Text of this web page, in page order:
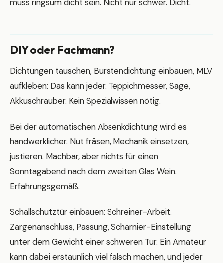
muss ringsum dicht sein. Nicht nur schwer. Dicht.
DIY oder Fachmann?
Dichtungen tauschen, Bürstendichtung einbauen, MLV
aufkleben: Das kann jeder. Teppichmesser, Säge,
Akkuschrauber. Kein Spezialwissen nötig.
Bei der automatischen Absenkdichtung wird es
handwerklicher. Nut fräsen, Mechanik einsetzen,
justieren. Machbar, aber nichts für einen
Sonntagabend nach dem zweiten Glas Wein.
Erfahrungsgemäß.
Schallschutztür einbauen: Schreiner-Arbeit.
Zargenanschluss, Passung, Scharnier-Einstellung
unter dem Gewicht einer schweren Tür. Ein Amateur
kann dabei erstaunlich viel falsch machen, und jeder